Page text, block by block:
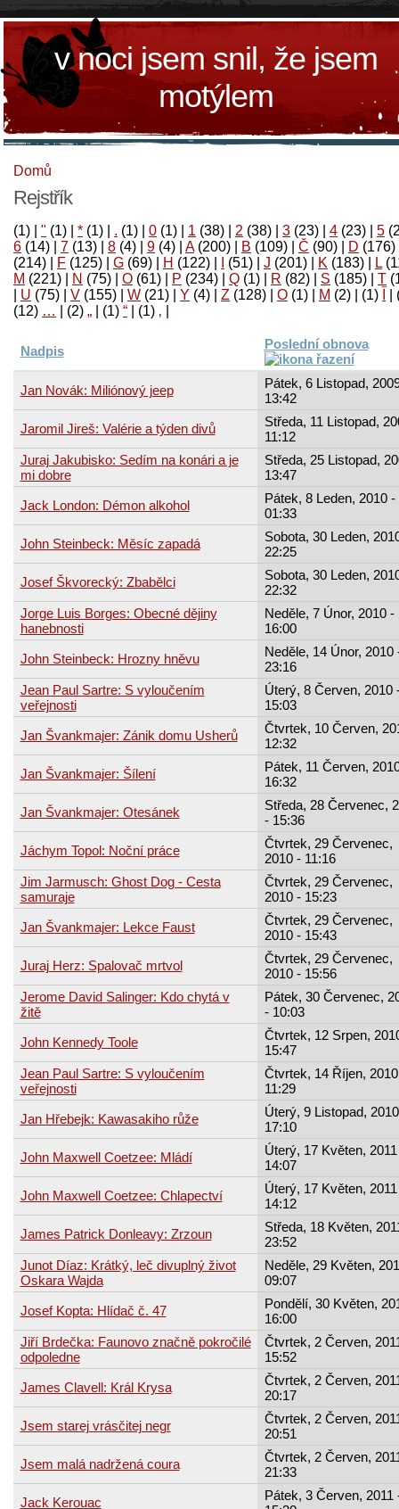
v noci jsem snil, že jsem
motýlem
Domů
Rejstřík
(1) " (1) * (1) . (1) 0 (1) 1 (38) 2 (38) 3 (23) 4 (23) 5
6 (14) 7 (13) 8 (4) 9 (4) A(200) B (109) Č (90) D (176)
(214)
F (125) G (69) H (122) (51) J (201) K (183) L
M (221) N (75) O (61) P (234) Q (1) R (82) S (185) T
U (75) V (155) W (21) Y (4) Z (128) Ο (1) М (2)
(1)
‚
(1)
“
(1)
„
(2)
…
(12)
Nadpis Poslední obnova
Jan Novák: Miliónový jeep
Pátek, 6 Listopad,
13:42
Jaromil Jireš: Valérie a týden divů
Středa, 11 Listopad,
11:12
Juraj Jakubisko: Sedím na konári a je
mi dobre
Středa, 25 Listopad,
13:47
Jack London: Démon alkohol
Pátek, 8 Leden, 2010 -
01:33
John Steinbeck: Měsíc zapadá
Sobota, 30 Leden,
22:25
Josef Škvorecký: Zbabělci
Sobota, 30 Leden,
22:32
Jorge Luis Borges: Obecné dějiny
hanebnosti
Neděle, 7 Únor, 2010 -
16:00
John Steinbeck: Hrozny hněvu
Neděle, 14 Únor, 2010
23:16
Jean Paul Sartre: S vyloučením
veřejnosti
Úterý, 8 Červen, 2010
15:03
Jan Švankmajer: Zánik domu Usherů
Čtvrtek, 10 Červen,
12:32
Jan Švankmajer: Šílení
Pátek, 11 Červen,
16:32
Jan Švankmajer: Otesánek
Středa, 28 Červenec,
- 15:36
Jáchym Topol: Noční práce
Čtvrtek, 29 Červenec,
2010 - 11:16
Jim Jarmusch: Ghost Dog - Cesta
samuraje
Čtvrtek, 29 Červenec,
2010 - 15:23
Jan Švankmajer: Lekce Faust
Čtvrtek, 29 Červenec,
2010 - 15:43
Juraj Herz: Spalovač mrtvol
Čtvrtek, 29 Červenec,
2010 - 15:56
Jerome David Salinger: Kdo chytá v
žitě
Pátek, 30 Červenec,
- 10:03
John Kennedy Toole
Čtvrtek, 12 Srpen,
15:47
Jean Paul Sartre: S vyloučením
veřejnosti
Čtvrtek, 14 Říjen,
11:29
Jan Hřebejk: Kawasakiho růže
Úterý, 9 Listopad,
17:10
John Maxwell Coetzee: Mládí
Úterý, 17 Květen,
14:07
John Maxwell Coetzee: Chlapectví
Úterý, 17 Květen,
14:12
James Patrick Donleavy: Zrzoun
Středa, 18 Květen,
23:52
Junot Díaz: Krátký, leč divuplný život
Oskara Wajda
Neděle, 29 Květen,
09:07
Josef Kopta: Hlídač č. 47
Pondělí, 30 Květen,
16:00
Jiří Brdečka: Faunovo značně pokročilé
odpoledne
Čtvrtek, 2 Červen,
15:52
James Clavell: Král Krysa
Čtvrtek, 2 Červen,
20:17
Jsem starej vrásčitej negr
Čtvrtek, 2 Červen,
20:51
Jsem malá nadržená coura
Čtvrtek, 2 Červen,
21:33
Jack Kerouac
Pátek, 3 Červen, 2011